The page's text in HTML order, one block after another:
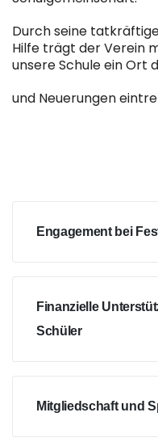
Durch seine
Hilfe trägt der Verein
unsere Schule ein Ort
und Neuerungen
Engagement bei
Finanzielle
Schüler
Mitgliedschaft und